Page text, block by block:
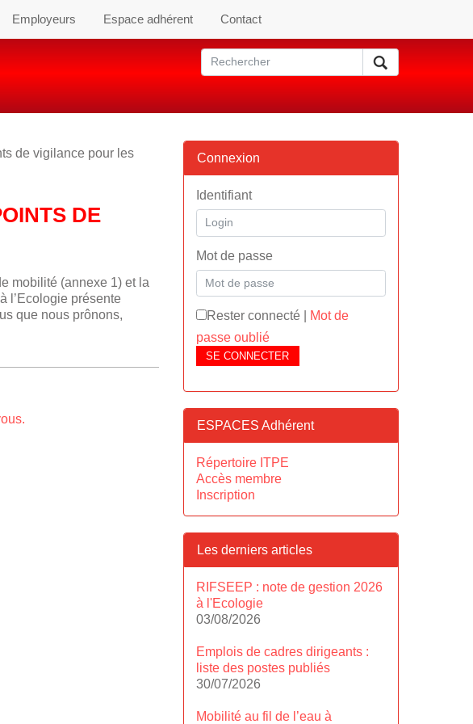
Employeurs Espace adhérent Contact
de vigilance pour les
DE
mobilité (annexe 1) et la
l’Ecologie présente
que nous prônons,
Connexion
Identifiant
Mot de passe
Rester connecté|
Mot de
passe oublié
SE CONNECTER
ESPACES Adhérent
Répertoire ITPE
Accès membre
Inscription
Les derniers articles
RIFSEEP : note de gestion 2026
à l'Ecologie
03/08/2026
Emplois de cadres dirigeants :
liste des postes publiés
30/07/2026
Mobilité au fil de l’eau à